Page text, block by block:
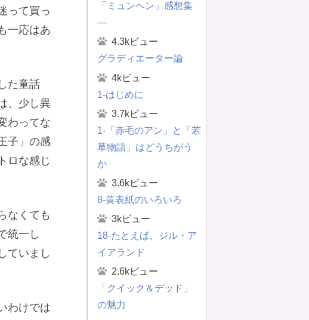
って買っ
一応はあ
た童話
、少し異
わってな
子」の感
ロな感じ
なくても
統一し
ていまし
わけでは
「ミュンヘン」感想集
―
4.3kビュー
グラディエーター論
4kビュー
1-はじめに
3.7kビュー
1-「赤毛のアン」と「若
草物語」はどうちがう
か
3.6kビュー
8-黄表紙のいろいろ
3kビュー
18-たとえば、ジル・ア
イアランド
2.6kビュー
「クイック＆デッド」
の魅力